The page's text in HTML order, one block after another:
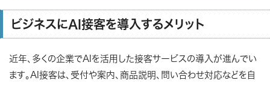
ビジネスにAI接客を導入するメリット
近年、多くの企業でAIを活用した接客サービスの導入が進んでい
ます。AI接客は、受付や案内、商品説明、問い合わせ対応などを自